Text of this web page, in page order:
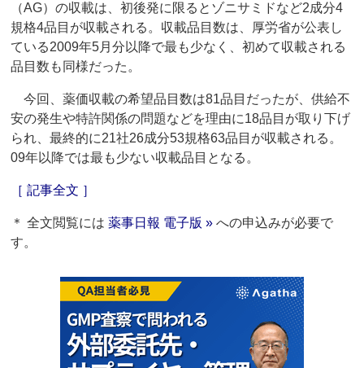
（AG）の収載は、初後発に限るとゾニサミドなど2成分4
規格4品目が収載される。収載品目数は、厚労省が公表し
ている2009年5月分以降で最も少なく、初めて収載される
品目数も同様だった。
今回、薬価収載の希望品目数は81品目だったが、供給不
安の発生や特許関係の問題などを理由に18品目が取り下げ
られ、最終的に21社26成分53規格63品目が収載される。
09年以降では最も少ない収載品目となる。
［ 記事全文 ］
＊ 全文閲覧には薬事日報 電子版 » への申込みが必要で
す。